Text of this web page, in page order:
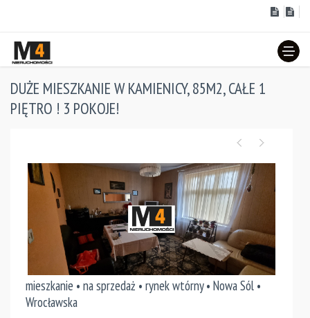
DUŻE MIESZKANIE W KAMIENICY, 85M2, CAŁE 1
PIĘTRO ! 3 POKOJE!
mieszkanie • na sprzedaż • rynek wtórny • Nowa Sól •
Wrocławska